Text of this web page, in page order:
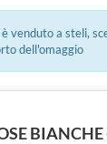
venduto a steli,
dell'omaggio